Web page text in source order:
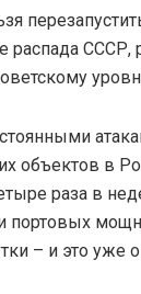
распада СССР,
объектов в
раза в
портовых
– и это уже